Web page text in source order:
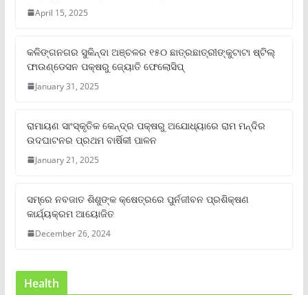
April 15, 2025
କଳିଙ୍ଗନଗର ସୁକିନ୍ଦା ଅଞ୍ଚଳର ୧୫୦ ଛାତ୍ରଛାତ୍ରୀଙ୍କୁଟାଟା ଷ୍ଟିଲ୍
ଫାଉଣ୍ଡେସନ ପକ୍ଷରୁ ଜ୍ୟୋତି ଫେଲୋସିପ୍‌
January 31, 2025
ରାମାୟଣ ସାଂସ୍କୃତିକ କେନ୍ଦ୍ର ପକ୍ଷରୁ ଅଯୋଧ୍ୟାରେ ରାମ ମନ୍ଦିର
ଉଦଘାଟନର ପ୍ରଥମ ବାର୍ଷିକୀ ପାଳନ
January 21, 2025
ସମ୍‌ରେ ନବଜାତ ଶିଶୁଙ୍କ କ୍ଷେତ୍ରରେ ପୁର୍ନଜୀବନ ପ୍ରଶିକ୍ଷଣ
କାର୍ଯ୍ୟକ୍ରମ ଆୟୋଜିତ
December 26, 2024
Health